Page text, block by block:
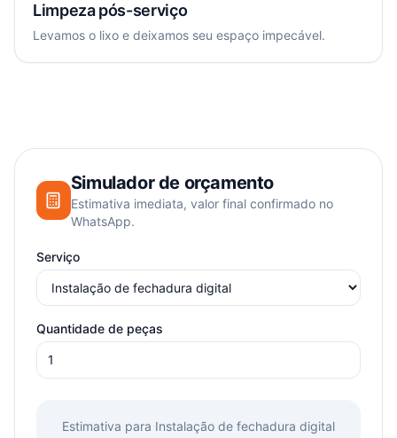
Limpeza pós-serviço
Levamos o lixo e deixamos seu espaço impecável.
Simulador de orçamento
Estimativa imediata, valor final confirmado no
WhatsApp.
Serviço
Quantidade de peças
Estimativa para Instalação de fechadura digital